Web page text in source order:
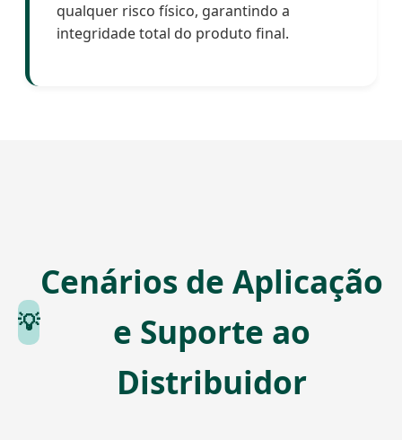
qualquer risco físico, garantindo a
integridade total do produto final.
💡
Cenários de Aplicação
e Suporte ao
Distribuidor